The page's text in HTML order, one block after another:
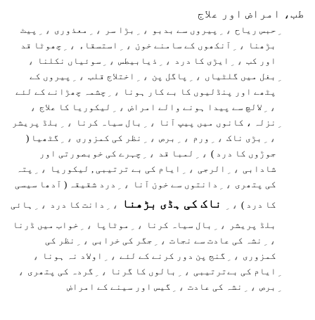
طب، امراض اور علاج
حبس ریاح ، ِ پیروں سے بدبو ، ِ بڑا سر ، ِ معذوری ، ِ
پیٹ
بڑھنا
، ِ آنکھوں کے سامنے خون ، ِ استسقاء ، ِ
چھوٹا قد
اور کب ، ِ ایڑی کا درد ، ِ ذیابیطس ، ِ سوئیاں نکلنا
،
بغل میں گلٹیاں ، ِ پاگل پن ، ِ اختلاج قلب ، ِ
پیروں کے
پٹھے اور پنڈلیوں کا بے کار ہونا
، ِ چشمہ چھڑانے کے لئے
، ِ لالچ سے پیدا ہونے والے امراض ، ِ لیکوریا کا علاج ،
نزلہ ، کانوں میں پیپ آنا ، ِ بال سیاہ کرنا ، ِ بلڈ پریشر
، ِ بڑی ناک ، ِ ورم ، ِ برص ، ِ نظر کی کمزوری ، ِ
گٹھیا (
جوڑوں کا درد ) ، ِ لمبا قد ، ِ
چہرے کی خوبصورتی اور
شادابی ، ِ الرجی ، ِ ایام کی بے ترتیبی , لیکوریا ، ِ
پتہ
کی پتھری ، ِ دانتوں سے خون آنا ، ِ
درد شقیقہ ( آدھا سیسی
کا درد ) ، ِ ناک کی ہڈی بڑھنا ، ِ دانت کا درد ، ِ
ہائی
بلڈ پریشر
، ِ بال سیاہ کرنا ، ِ موٹاپا ، ِ خواب میں ڈرنا
، ِ نشہ کی عادت سے نجات ، ِ جگر کی خرابی ، ِ
نظر کی
کمزوری ، ِ گنج پن دور کرنے کے لئے ، ِ اولاد نہ ہونا
،
ایام کی بےترتیبی ، ِ بالوں کا گرنا ، ِ گردہ کی پتھری ،
برص ، ِ نشہ کی عادت ، ِ گیس اور سینے کے امراض